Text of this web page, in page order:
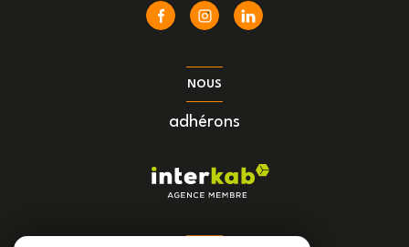
NOUS
adhérons